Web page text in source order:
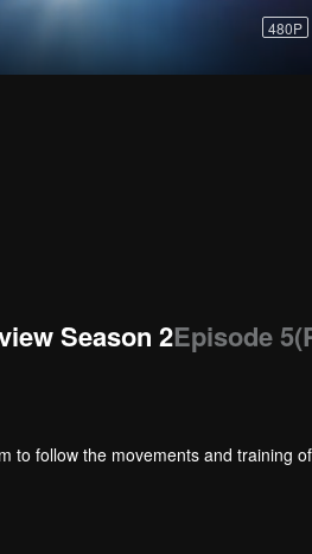
بقاء تايلند
Season 2Episode
to follow the movements and training